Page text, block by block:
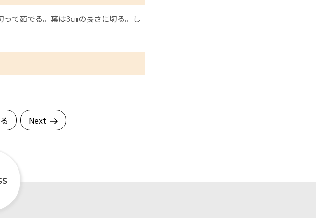
て茹でる。葉は3㎝の長さに切る。し
Next